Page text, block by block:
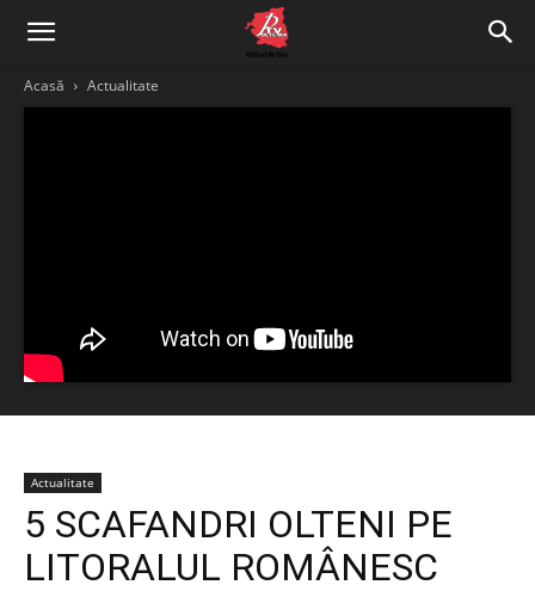
Acasă Actualitate
Actualitate
5 SCAFANDRI OLTENI PE
LITORALUL ROMÂNESC